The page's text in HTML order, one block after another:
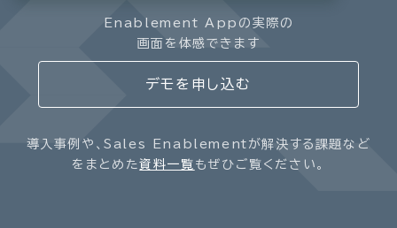
Enablement Appの実際の
画面を体感できます
デモを申し込む
導入事例や、Sales Enablementが解決する課題など
をまとめた資料一覧 もぜひご覧ください。